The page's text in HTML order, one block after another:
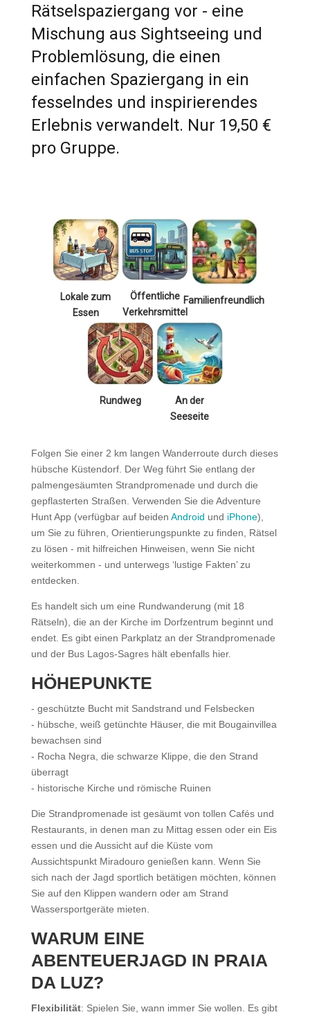
Rätselspaziergang vor - eine
Mischung aus Sightseeing und
Problemlösung, die einen
einfachen Spaziergang in ein
fesselndes und inspirierendes
Erlebnis verwandelt. Nur 19,50 €
pro Gruppe.
Lokale zum
Essen
Öffentliche
Verkehrsmittel
Familienfreundlich
Rundweg
An der
Seeseite
Folgen Sie einer 2 km langen Wanderroute durch dieses
hübsche Küstendorf. Der Weg führt Sie entlang der
palmengesäumten Strandpromenade und durch die
gepflasterten Straßen. Verwenden Sie die Adventure
Hunt App (verfügbar auf beiden Android und iPhone),
um Sie zu führen, Orientierungspunkte zu finden, Rätsel
zu lösen - mit hilfreichen Hinweisen, wenn Sie nicht
weiterkommen - und unterwegs ‘lustige Fakten’ zu
entdecken.
Es handelt sich um eine Rundwanderung (mit 18
Rätseln), die an der Kirche im Dorfzentrum beginnt und
endet. Es gibt einen Parkplatz an der Strandpromenade
und der Bus Lagos-Sagres hält ebenfalls hier.
HÖHEPUNKTE
- geschützte Bucht mit Sandstrand und Felsbecken
- hübsche, weiß getünchte Häuser, die mit Bougainvillea
bewachsen sind
- Rocha Negra, die schwarze Klippe, die den Strand
überragt
- historische Kirche und römische Ruinen
Die Strandpromenade ist gesäumt von tollen Cafés und
Restaurants, in denen man zu Mittag essen oder ein Eis
essen und die Aussicht auf die Küste vom
Aussichtspunkt Miradouro genießen kann. Wenn Sie
sich nach der Jagd sportlich betätigen möchten, können
Sie auf den Klippen wandern oder am Strand
Wassersportgeräte mieten.
WARUM EINE
ABENTEUERJAGD IN PRAIA
DA LUZ?
Flexibilität: Spielen Sie, wann immer Sie wollen. Es gibt